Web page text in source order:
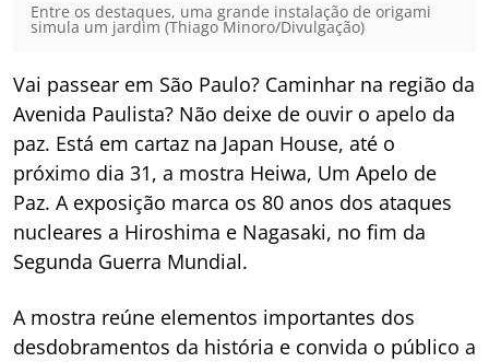
Entre os destaques, uma grande instalação de origami
simula um jardim (Thiago Minoro/Divulgação)
Vai passear em São Paulo? Caminhar na região da
Avenida Paulista? Não deixe de ouvir o apelo da
paz. Está em cartaz na Japan House, até o
próximo dia 31, a mostra Heiwa, Um Apelo de
Paz. A exposição marca os 80 anos dos ataques
nucleares a Hiroshima e Nagasaki, no fim da
Segunda Guerra Mundial.
A mostra reúne elementos importantes dos
desdobramentos da história e convida o público a